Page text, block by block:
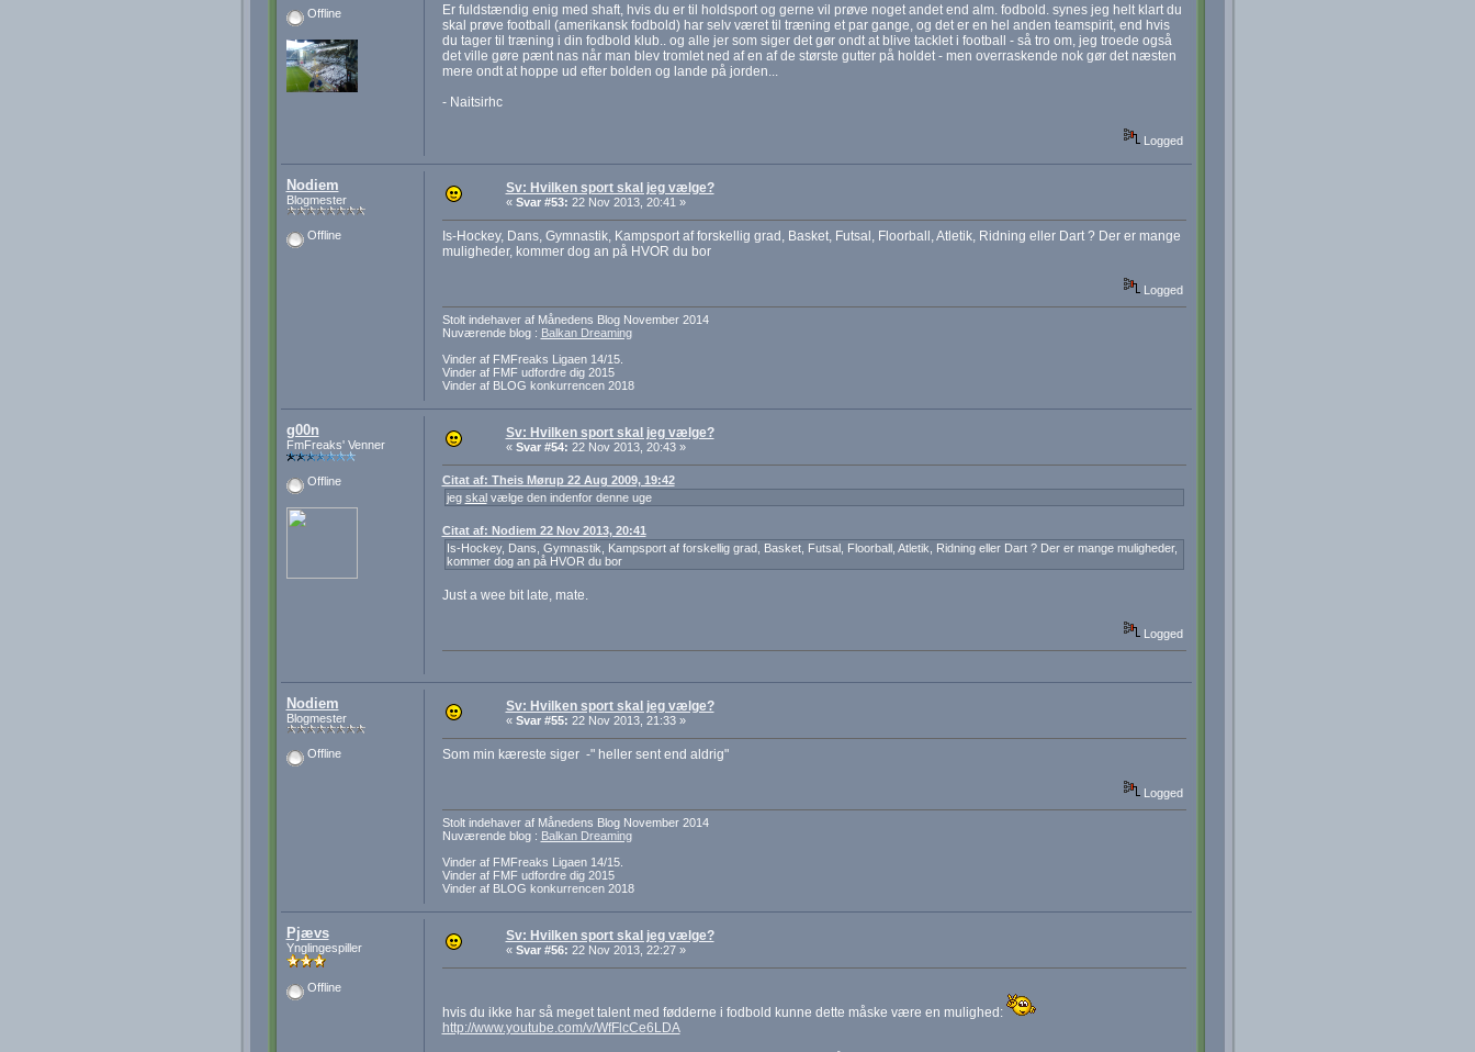
Offline
Er fuldstændig enig med shaft, hvis du er til holdsport og gerne vil prøve noget andet end alm. fodbold. synes jeg helt klart du
skal prøve football (amerikansk fodbold) har selv været til træning et par gange, og det er en hel anden teamspirit, end hvis
du tager til træning i din fodbold klub.. og alle jer som siger det gør ondt at blive tacklet i football - så tro om, jeg troede også
det ville gøre pænt nas når man blev tromlet ned af en af de største gutter på holdet - men overraskende nok gør det næsten
mere ondt at hoppe ud efter bolden og lande på jorden...
- Naitsirhc
Logged
Nodiem
Blogmester
Offline
Sv: Hvilken sport skal jeg vælge?
« Svar #53: 22 Nov 2013, 20:41 »
Is-Hockey, Dans, Gymnastik, Kampsport af forskellig grad, Basket, Futsal, Floorball, Atletik, Ridning eller Dart ? Der er mange
muligheder, kommer dog an på HVOR du bor
Logged
Stolt indehaver af Månedens Blog November 2014
Nuværende blog : Balkan Dreaming
Vinder af FMFreaks Ligaen 14/15.
Vinder af FMF udfordre dig 2015
Vinder af BLOG konkurrencen 2018
g00n
FmFreaks' Venner
Offline
Sv: Hvilken sport skal jeg vælge?
« Svar #54: 22 Nov 2013, 20:43 »
Citat af: Theis Mørup 22 Aug 2009, 19:42
jeg skalvælge den indenfor denne uge
Citat af: Nodiem 22 Nov 2013, 20:41
Is-Hockey, Dans, Gymnastik, Kampsport af forskellig grad, Basket, Futsal, Floorball, Atletik, Ridning eller Dart ? Der er mange muligheder,
kommer dog an på HVOR du bor
Just a wee bit late, mate.
Logged
Nodiem
Blogmester
Offline
Sv: Hvilken sport skal jeg vælge?
« Svar #55: 22 Nov 2013, 21:33 »
Som min kæreste siger -" heller sent end aldrig"
Logged
Stolt indehaver af Månedens Blog November 2014
Nuværende blog : Balkan Dreaming
Vinder af FMFreaks Ligaen 14/15.
Vinder af FMF udfordre dig 2015
Vinder af BLOG konkurrencen 2018
Pjævs
Ynglingespiller
Offline
Sv: Hvilken sport skal jeg vælge?
« Svar #56: 22 Nov 2013, 22:27 »
hvis du ikke har så meget talent med fødderne i fodbold kunne dette måske være en mulighed:
http://www.youtube.com/v/WfFlcCe6LDA